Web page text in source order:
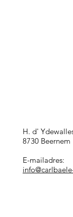
H. d'
8730 Beernem
E-mailadres: